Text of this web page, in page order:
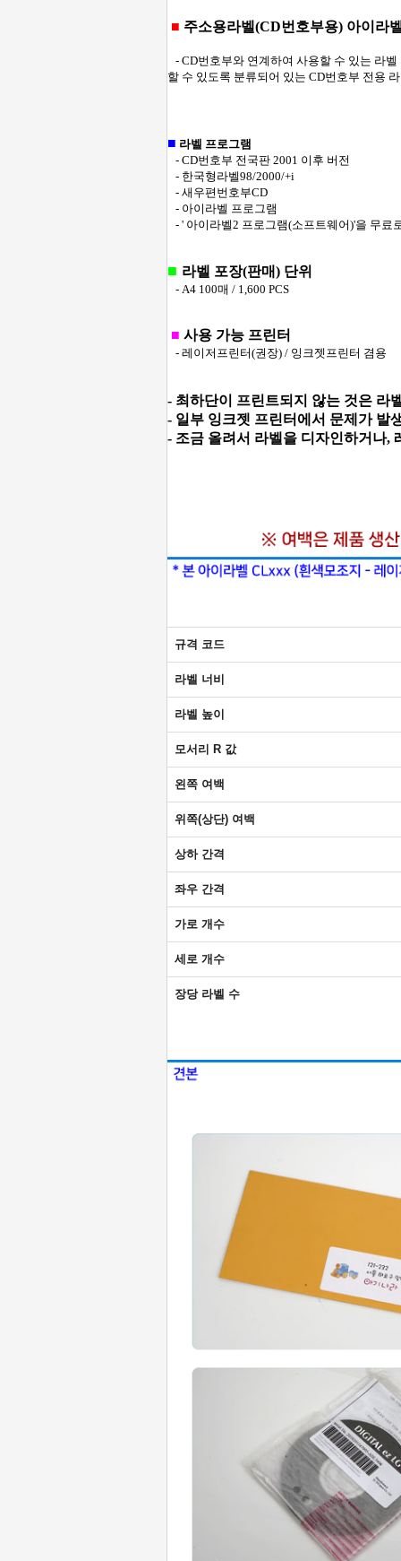
■ 주소용라벨(CD번호부용) 아이라
- CD번호부와 연계하여 사용할 수 있는 라
할 수 있도록 분류되어 있는 CD번호부 전용
■ 라벨 프로그램
- CD번호부 전국판 2001 이후 버전
- 한국형라벨98/2000/+i
- 새우편번호부CD
- 아이라벨 프로그램
- ' 아이라벨2 프로그램(소프트웨어)'을 무료
■ 라벨 포장(판매) 단위
- A4 100매 / 1,600 PCS
■ 사용 가능 프린터
- 레이저프린터(권장) / 잉크젯프린터 겸용
- 최하단이 프린트되지 않는 것은 라
- 일부 잉크젯 프린터에서 문제가 발
- 조금 올려서 라벨을 디자인하거나,
규격 코드
라벨 너비
라벨 높이
모서리 R 값
왼쪽 여백
위쪽(상단) 여백
상하 간격
좌우 간격
가로 개수
세로 개수
장당 라벨 수